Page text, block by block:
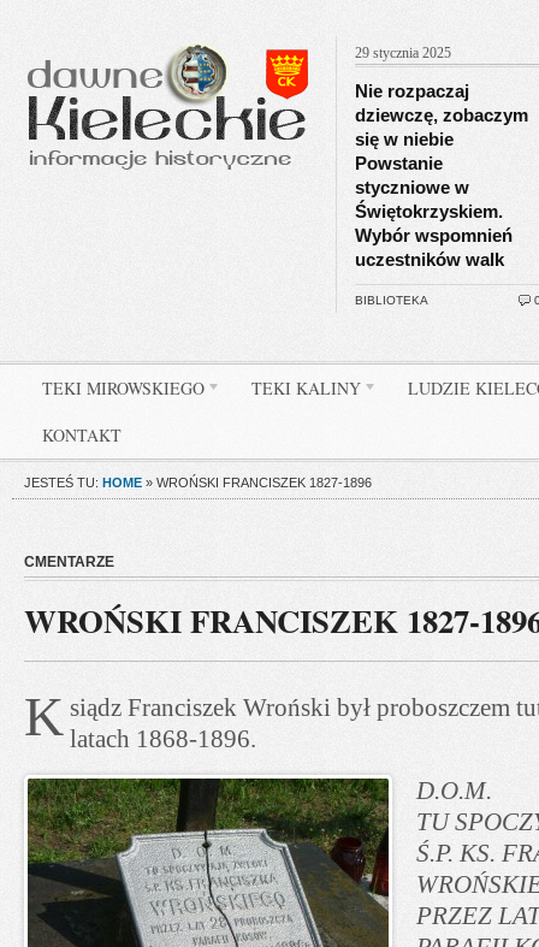
29 stycznia 2025
Nie rozpaczaj
dziewczę, zobaczym
się w niebie
Powstanie
styczniowe w
Świętokrzyskiem.
Wybór wspomnień
uczestników walk
BIBLIOTEKA
TEKI MIROWSKIEGO TEKI KALINY LUDZIE
KONTAKT
JESTEŚ TU: HOME » WROŃSKI FRANCISZEK 1827-1896
CMENTARZE
WROŃSKI FRANCISZEK 1827-
K siądz Franciszek Wroński był proboszczem
latach 1868-1896.
D.O.M.
TU
Ś.P. KS.
PRZEZ